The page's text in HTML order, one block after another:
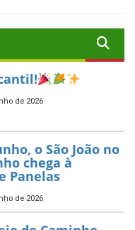
de 2026
o São João no
chega à
Panelas
de 2026